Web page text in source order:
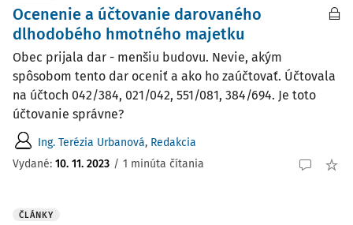
Ocenenie a účtovanie darovaného
dlhodobého hmotného majetku
Obec prijala dar - menšiu budovu. Nevie, akým
spôsobom tento dar oceniť a ako ho zaúčtovať. Účtovala
na účtoch 042/384, 021/042, 551/081, 384/694. Je toto
účtovanie správne?
Ing. Terézia Urbanová, Redakcia
Vydané: 10. 11. 2023 / 1 minúta čítania
ČLÁNKY